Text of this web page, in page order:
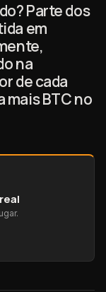
Parte dos
em
na
de cada
mais BTC no